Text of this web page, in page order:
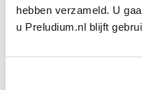
hebben verzameld. U
u Preludium.nl blijft